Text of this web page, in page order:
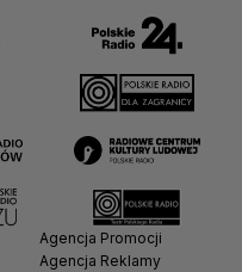
Agencja Promocji
Agencja Reklamy